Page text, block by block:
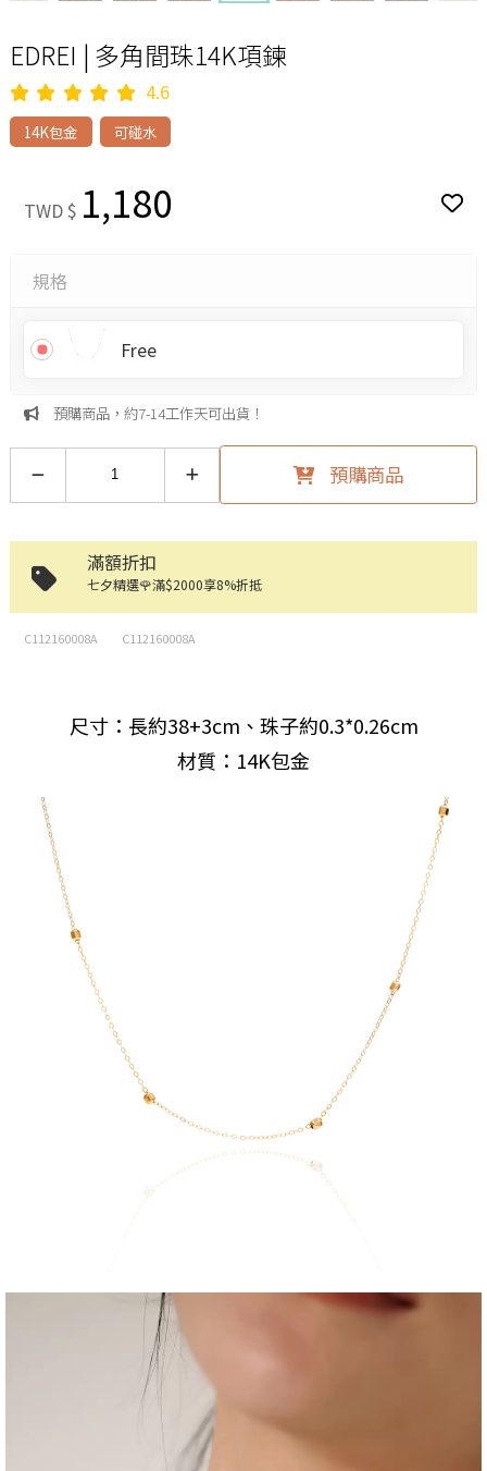
EDREI | 多角間珠14K項鍊
4.6
14K包金 可碰水
TWD $ 1,180
規格
Free
預購商品，約7-14工作天可出貨！
預購商品
滿額折扣
七夕精選🌹滿$2000享8%折抵
C112160008A C112160008A
尺寸：長約38+3cm、珠子約0.3*0.26cm
材質：14K包金